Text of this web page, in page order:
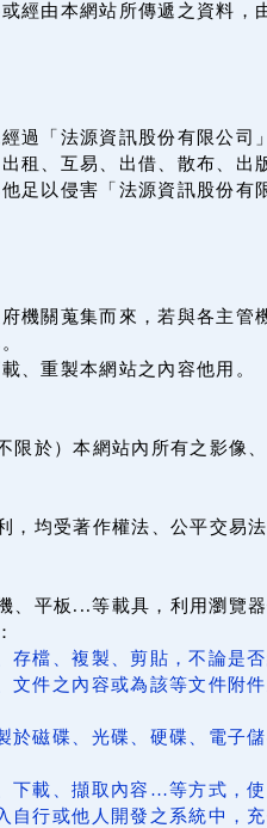
經由本網站所傳遞之資料，
過「法源資訊股份有限公司
租、互易、出借、散布、出
足以侵害「法源資訊股份有
機關蒐集而來，若與各主管
、重製本網站之內容他用。
限於）本網站內所有之影像
，均受著作權法、公平交易
、平板...等載具，利用瀏覽
存檔、複製、剪貼，不論是
文件之內容或為該等文件附
於磁碟、光碟、硬碟、電子
下載、擷取內容…等方式，使
自行或他人開發之系統中，